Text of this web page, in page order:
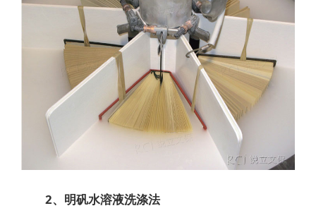
2、明矾水溶液洗涤法